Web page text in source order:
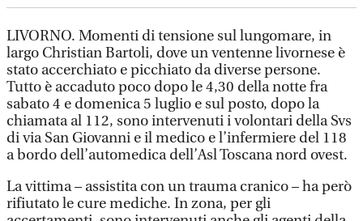
LIVORNO. Momenti di tensione sul lungomare, in
largo Christian Bartoli, dove un ventenne livornese è
stato accerchiato e picchiato da diverse persone.
Tutto è accaduto poco dopo le 4,30 della notte fra
sabato 4 e domenica 5 luglio e sul posto, dopo la
chiamata al 112, sono intervenuti i volontari della Svs
di via San Giovanni e il medico e l’infermiere del 118
a bordo dell’automedica dell’Asl Toscana nord ovest.
La vittima – assistita con un trauma cranico – ha però
rifiutato le cure mediche. In zona, per gli